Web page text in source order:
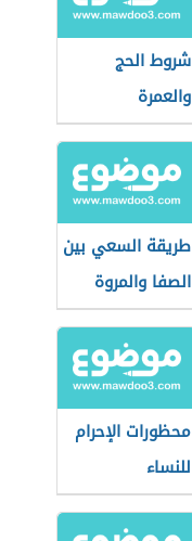
شروط الحج
والعمرة
طريقة السعي بين
الصفا والمروة
محظورات الإحرام
للنساء